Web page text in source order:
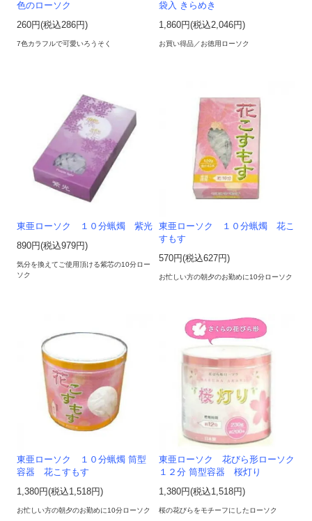
色のローソク
260円(税込286円)
7色カラフルで可愛いろうそく
袋入 きらめき
1,860円(税込2,046円)
お買い得品／お徳用ローソク
東亜ローソク １０分蝋燭 紫光
890円(税込979円)
気分を換えてご使用頂ける紫芯の10分ロー
ソク
東亜ローソク １０分蝋燭 花こ
すもす
570円(税込627円)
お忙しい方の朝夕のお勤めに10分ローソク
東亜ローソク １０分蝋燭 筒型
容器 花こすもす
1,380円(税込1,518円)
お忙しい方の朝夕のお勤めに10分ローソク
東亜ローソク 花びら形ローソク
１２分 筒型容器 桜灯り
1,380円(税込1,518円)
桜の花びらをモチーフにしたローソク